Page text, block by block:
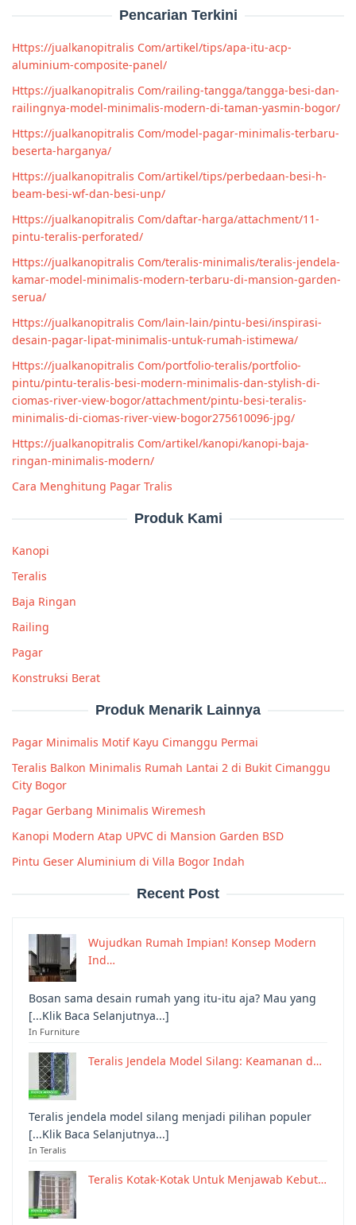
Pencarian Terkini
Https://jualkanopitralis Com/artikel/tips/apa-itu-acp-
aluminium-composite-panel/
Https://jualkanopitralis Com/railing-tangga/tangga-besi-dan-
railingnya-model-minimalis-modern-di-taman-yasmin-bogor/
Https://jualkanopitralis Com/model-pagar-minimalis-terbaru-
beserta-harganya/
Https://jualkanopitralis Com/artikel/tips/perbedaan-besi-h-
beam-besi-wf-dan-besi-unp/
Https://jualkanopitralis Com/daftar-harga/attachment/11-
pintu-teralis-perforated/
Https://jualkanopitralis Com/teralis-minimalis/teralis-jendela-
kamar-model-minimalis-modern-terbaru-di-mansion-garden-
serua/
Https://jualkanopitralis Com/lain-lain/pintu-besi/inspirasi-
desain-pagar-lipat-minimalis-untuk-rumah-istimewa/
Https://jualkanopitralis Com/portfolio-teralis/portfolio-
pintu/pintu-teralis-besi-modern-minimalis-dan-stylish-di-
ciomas-river-view-bogor/attachment/pintu-besi-teralis-
minimalis-di-ciomas-river-view-bogor275610096-jpg/
Https://jualkanopitralis Com/artikel/kanopi/kanopi-baja-
ringan-minimalis-modern/
Cara Menghitung Pagar Tralis
Produk Kami
Kanopi
Teralis
Baja Ringan
Railing
Pagar
Konstruksi Berat
Produk Menarik Lainnya
Pagar Minimalis Motif Kayu Cimanggu Permai
Teralis Balkon Minimalis Rumah Lantai 2 di Bukit Cimanggu
City Bogor
Pagar Gerbang Minimalis Wiremesh
Kanopi Modern Atap UPVC di Mansion Garden BSD
Pintu Geser Aluminium di Villa Bogor Indah
Recent Post
Wujudkan Rumah Impian! Konsep Modern
Ind…
Bosan sama desain rumah yang itu-itu aja? Mau yang
[...Klik Baca Selanjutnya...]
In Furniture
Teralis Jendela Model Silang: Keamanan d…
Teralis jendela model silang menjadi pilihan populer
[...Klik Baca Selanjutnya...]
In Teralis
Teralis Kotak-Kotak Untuk Menjawab Kebut…